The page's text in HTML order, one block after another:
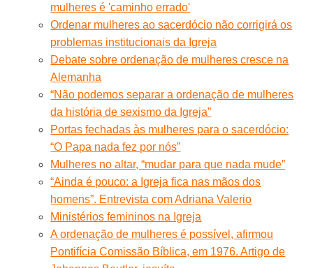
mulheres é 'caminho errado'
Ordenar mulheres ao sacerdócio não corrigirá os
problemas institucionais da Igreja
Debate sobre ordenação de mulheres cresce na
Alemanha
“Não podemos separar a ordenação de mulheres
da história de sexismo da Igreja”
Portas fechadas às mulheres para o sacerdócio:
“O Papa nada fez por nós”
Mulheres no altar, “mudar para que nada mude”
“Ainda é pouco: a Igreja fica nas mãos dos
homens”. Entrevista com Adriana Valerio
Ministérios femininos na Igreja
A ordenação de mulheres é possível, afirmou
Pontifícia Comissão Bíblica, em 1976. Artigo de